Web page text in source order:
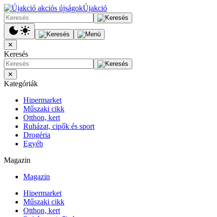
Újakció
✕
Keresés
✕
Kategóriák
Hipermarket
Műszaki cikk
Otthon, kert
Ruházat, cipők és sport
Drogéria
Egyéb
Magazin
Magazin
Hipermarket
Műszaki cikk
Otthon, kert